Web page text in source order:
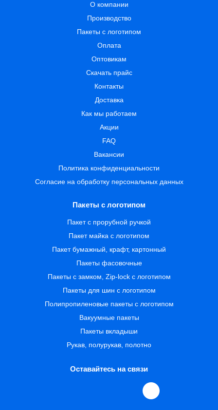
О компании
Производство
Пакеты с логотипом
Оплата
Оптовикам
Скачать прайс
Контакты
Доставка
Как мы работаем
Акции
FAQ
Вакансии
Политика конфиденциальности
Согласие на обработку персональных данных
Пакеты с логотипом
Пакет с прорубной ручкой
Пакет майка с логотипом
Пакет бумажный, крафт, картонный
Пакеты фасовочные
Пакеты с замком, Zip-lock с логотипом
Пакеты для шин с логотипом
Полипропиленовые пакеты с логотипом
Вакуумные пакеты
Пакеты вкладыши
Рукав, полурукав, полотно
Оставайтесь на связи